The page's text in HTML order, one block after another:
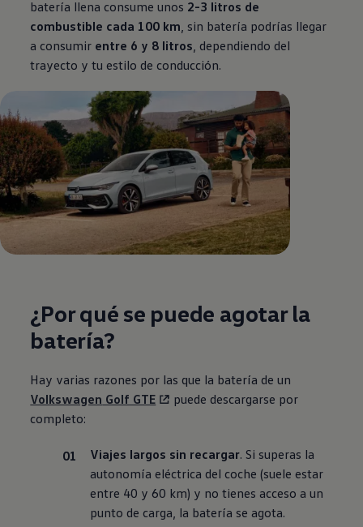
batería llena consume unos 2-3 litros de
combustible cada 100 km, sin batería podrías llegar
a consumir entre 6 y 8 litros, dependiendo del
trayecto y tu estilo de conducción.
¿Por qué se puede agotar la
batería?
Hay varias razones por las que la batería de un
Volkswagen Golf GTE
puede descargarse por
completo:
Viajes largos sin recargar. Si superas la
autonomía eléctrica del coche (suele estar
entre 40 y 60 km) y no tienes acceso a un
punto de carga, la batería se agota.